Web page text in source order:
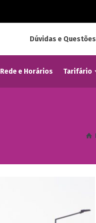
Dúvidas e Questões
Rede e Horários Tarifário